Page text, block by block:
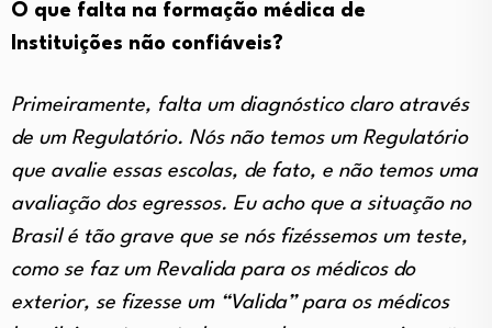
O que falta na formação médica de
Instituições não confiáveis?
Primeiramente, falta um diagnóstico claro através
de um Regulatório. Nós não temos um Regulatório
que avalie essas escolas, de fato, e não temos uma
avaliação dos egressos. Eu acho que a situação no
Brasil é tão grave que se nós fizéssemos um teste,
como se faz um Revalida para os médicos do
exterior, se fizesse um “Valida” para os médicos